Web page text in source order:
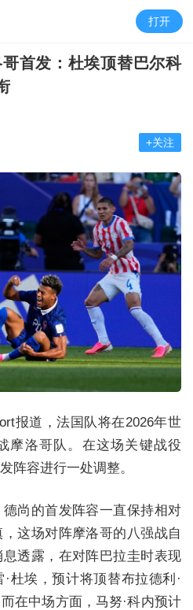
打开
首发：杜埃顶替巴尔科
+关注
报道，法国队将在2026年世
摩洛哥队。在这场关键战役
阵容进行一处调整。
尚的首发阵容一直保持相对
这场对阵摩洛哥的八强战自
透露，在对阵巴拉圭时表现
杜埃，预计将顶替布拉德利·
在中场方面，马努·科内预计